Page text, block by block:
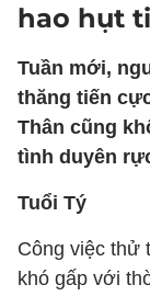
hao hụt
Tuần mới,
thăng tiến
Thân cũng
tình duyên
Tuổi Tý
Công việc thử
khó gấp với